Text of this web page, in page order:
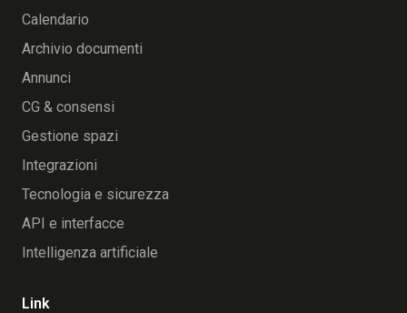
Calendario
Archivio documenti
Annunci
CG & consensi
Gestione spazi
Integrazioni
Tecnologia e sicurezza
API e interfacce
Intelligenza artificiale
Link